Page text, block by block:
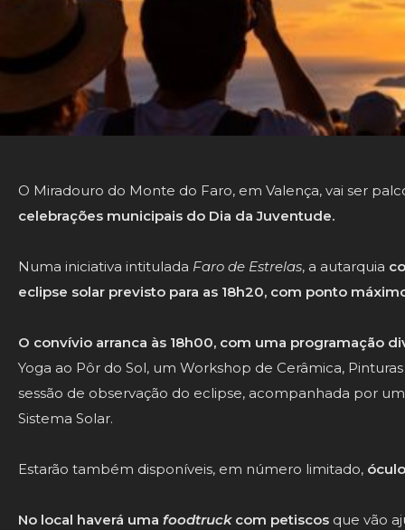
O Miradouro do Monte do Faro, em Valença, vai ser
celebrações municipais do Dia da Juventude.
Numa iniciativa intitulada Faro de Estrelas, a autarquia
eclipse solar previsto para as 18h20, com ponto
O convívio arranca às 18h00, com uma programação
Yoga ao Pôr do Sol, um Workshop de Cerâmica,
sessão de observação do eclipse, acompanhada por
Sistema Solar.
Estarão também disponíveis, em número limitado,
No local haverá uma foodtruckcom petiscos que vão